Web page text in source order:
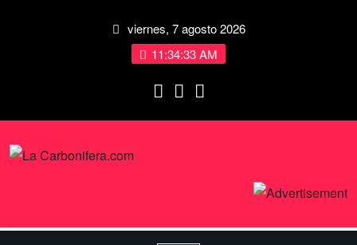
viernes, 7 agosto 2026
11:34:34 AM